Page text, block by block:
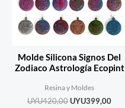
Molde Silicona Signos Del
Zodiaco Astrología Ecopint
Resina y Moldes
UYU420,00UYU399,00